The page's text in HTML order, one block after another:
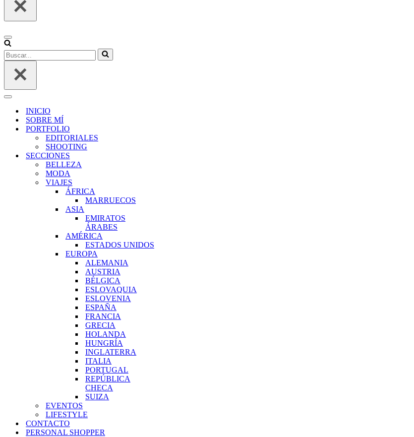
Menú
de
navegación
Buscar...
Menú
navegación
INICIO
SOBRE MÍ
PORTFOLIO
EDITORIALES
SHOOTING
SECCIONES
BELLEZA
MODA
VIAJES
ÁFRICA
MARRUECOS
ASIA
EMIRATOS
ÁRABES
AMÉRICA
ESTADOS UNIDOS
EUROPA
ALEMANIA
AUSTRIA
BÉLGICA
ESLOVAQUIA
ESLOVENIA
ESPAÑA
FRANCIA
GRECIA
HOLANDA
HUNGRÍA
INGLATERRA
ITALIA
PORTUGAL
REPÚBLICA
CHECA
SUIZA
EVENTOS
LIFESTYLE
CONTACTO
PERSONAL SHOPPER